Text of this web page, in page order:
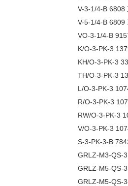
V-3-1/4-B 6808
V-5-1/4-B 6809
VO-3-1/4-B
K/O-3-PK-3
KH/O-3-PK-3
TH/O-3-PK-3
L/O-3-PK-3
R/O-3-PK-3
RW/O-3-PK-3
V/O-3-PK-3
S-3-PK-3-B
GRLZ-M3-QS-
GRLZ-M5-QS-
GRLZ-M5-QS-